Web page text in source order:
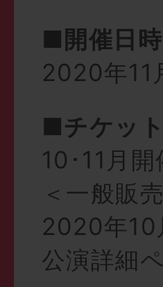
■開催日時
2020年11
■チケッ
10･11月開
＜一般販
2020年
公演詳細